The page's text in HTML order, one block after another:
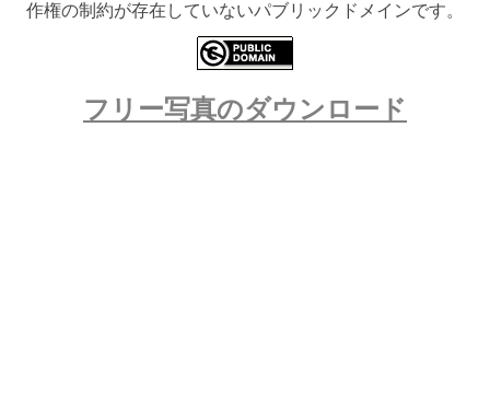
作権の制約が存在していないパブリックドメインです。
フリー写真のダウンロード